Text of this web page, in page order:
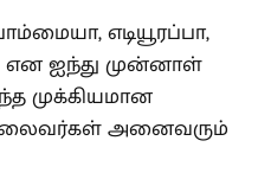
எடியூரப்பா,
என ஐந்து முன்னாள்
முக்கியமான
தலைவர்கள் அனைவரும்